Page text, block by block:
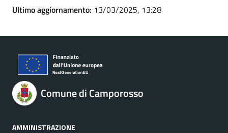
Ultimo aggiornamento: 13/03/2025, 13:28
Comune di Camporosso
AMMINISTRAZIONE